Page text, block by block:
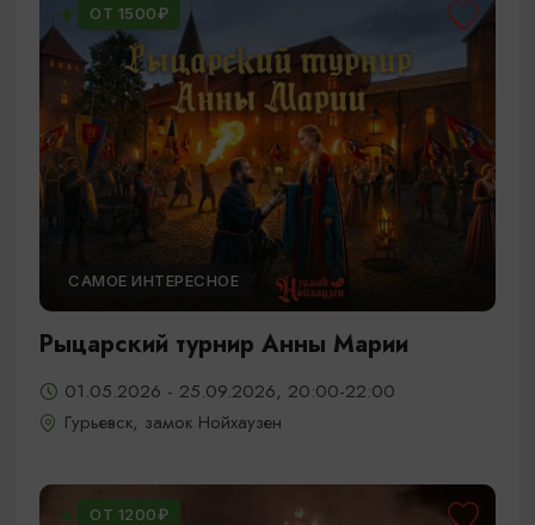
ОТ 1500₽
САМОЕ ИНТЕРЕСНОЕ
Рыцарский турнир Анны Марии
01.05.2026 - 25.09.2026, 20:00-22:00
Гурьевск, замок Нойхаузен
ОТ 1200₽